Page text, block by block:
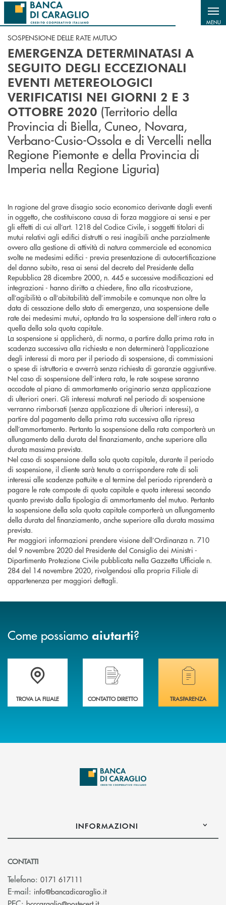
Salta al contenuto principale
MENU
SOSPENSIONE DELLE RATE MUTUO
EMERGENZA DETERMINATASI A
SEGUITO DEGLI ECCEZIONALI
EVENTI METEREOLOGICI
VERIFICATISI NEI GIORNI 2 E 3
OTTOBRE 2020 (Territorio della
Provincia di Biella, Cuneo, Novara,
Verbano-Cusio-Ossola e di Vercelli nella
Regione Piemonte e della Provincia di
Imperia nella Regione Liguria)
In ragione del grave disagio socio economico derivante dagli eventi
in oggetto, che costituiscono causa di forza maggiore ai sensi e per
gli effetti di cui all’art. 1218 del Codice Civile, i soggetti titolari di
mutui relativi agli edifici distrutti o resi inagibili anche parzialmente
ovvero alla gestione di attività di natura commerciale ed economica
svolte ne medesimi edifici - previa presentazione di autocertificazione
del danno subito, resa ai sensi del decreto del Presidente della
Repubblica 28 dicembre 2000, n. 445 e successive modificazioni ed
integrazioni - hanno diritto a chiedere, fino alla ricostruzione,
all’agibilità o all’abitabilità dell’immobile e comunque non oltre la
data di cessazione dello stato di emergenza, una sospensione delle
rate dei medesimi mutui, optando tra la sospensione dell’intera rata o
quella della sola quota capitale.
La sospensione si applicherà, di norma, a partire dalla prima rata in
scadenza successiva alla richiesta e non determinerà l’applicazione
degli interessi di mora per il periodo di sospensione, di commissioni
o spese di istruttoria e avverrà senza richiesta di garanzie aggiuntive.
Nel caso di sospensione dell’intera rata, le rate sospese saranno
accodate al piano di ammortamento originario senza applicazione
di ulteriori oneri. Gli interessi maturati nel periodo di sospensione
verranno rimborsati (senza applicazione di ulteriori interessi), a
partire dal pagamento della prima rata successiva alla ripresa
dell’ammortamento. Pertanto la sospensione della rata comporterà un
allungamento della durata del finanziamento, anche superiore alla
durata massima prevista.
Nel caso di sospensione della sola quota capitale, durante il periodo
di sospensione, il cliente sarà tenuto a corrispondere rate di soli
interessi alle scadenze pattuite e al termine del periodo riprenderà a
pagare le rate composte di quota capitale e quota interessi secondo
quanto previsto dalla tipologia di ammortamento del mutuo. Pertanto
la sospensione della sola quota capitale comporterà un allungamento
della durata del finanziamento, anche superiore alla durata massima
prevista.
Per maggiori informazioni prendere visione dell’Ordinanza n. 710
del 9 novembre 2020 del Presidente del Consiglio dei Ministri -
Dipartimento Protezione Civile pubblicata nella Gazzetta Ufficiale n.
284 del 14 novembre 2020, rivolgendosi alla propria Filiale di
appartenenza per maggiori dettagli.
Come possiamo aiutarti?
Accedi all' elenco completo delle filiali di Banca di Caraglio.
TROVA LA FILIALE
Hai bisogno di assistenza immediata?
CONTATTO DIRETTO
Hai bisogno di
TRASPARENZA
INFORMAZIONI
CONTATTI
Telefono: 0171 617111
E-mail: info@bancadicaraglio.it(si apre l’app di posta elettronica)